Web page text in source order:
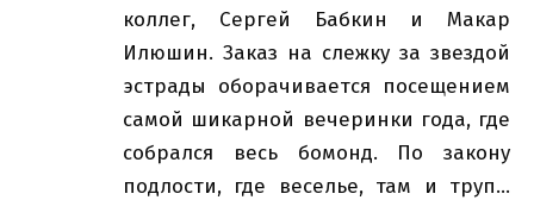
коллег, Сергей Бабкин и Макар
Илюшин. Заказ на слежку за звездой
эстрады оборачивается посещением
самой шикарной вечеринки года, где
собрался весь бомонд. По закону
подлости, где веселье, там и труп…